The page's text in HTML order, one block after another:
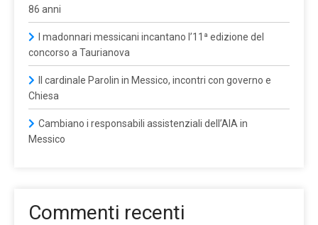
86 anni
I madonnari messicani incantano l’11ª edizione del
concorso a Taurianova
Il cardinale Parolin in Messico, incontri con governo e
Chiesa
Cambiano i responsabili assistenziali dell’AIA in
Messico
Commenti recenti